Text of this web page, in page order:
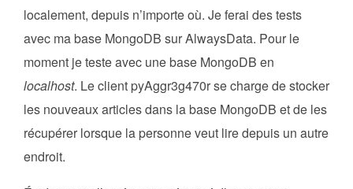
localement, depuis n’importe où. Je ferai des tests
avec ma base MongoDB sur AlwaysData. Pour le
moment je teste avec une base MongoDB en
localhost. Le client pyAggr3g470r se charge de stocker
les nouveaux articles dans la base MongoDB et de les
récupérer lorsque la personne veut lire depuis un autre
endroit.